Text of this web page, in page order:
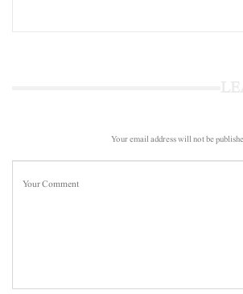
Your email address will not be